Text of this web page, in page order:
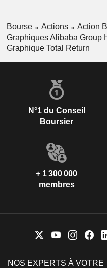
Bourse Actions
Action
Graphiques Alibaba Group
Graphique Total Return
N°1 du Conseil
Boursier
+ 1 300 000
membres
NOS EXPERTS À VOTRE